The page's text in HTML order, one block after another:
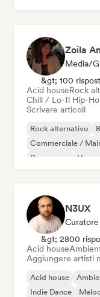
Zoila
Media/
&gt; 100
Acid houseRock
Chill / Lo-fi Hip-
Scrivere articoli
Rock alternativo
Commerciale /
Dream pop
House
N3UX
&gt; 2800
Acid house
Aggiungere artisti
Acid house
Indie Dance